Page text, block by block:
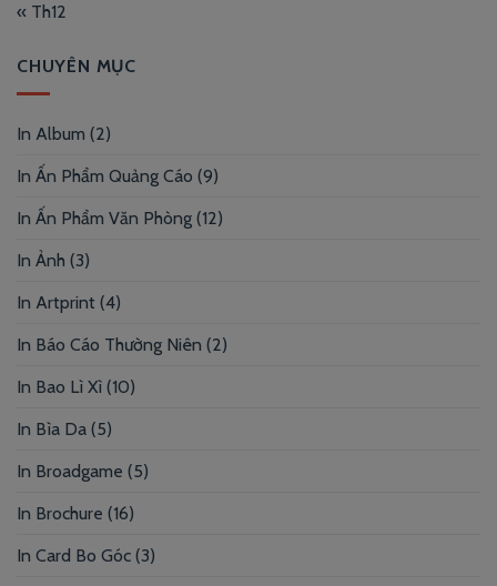
« Th12
CHUYÊN MỤC
In Album (2)
In Ấn Phẩm Quảng Cáo (9)
In Ấn Phẩm Văn Phòng (12)
In Ảnh (3)
In Artprint (4)
In Báo Cáo Thường Niên (2)
In Bao Lì Xì (10)
In Bìa Da (5)
In Broadgame (5)
In Brochure (16)
In Card Bo Góc (3)